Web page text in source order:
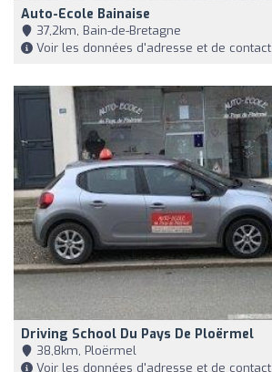
Auto-Ecole Bainaise
37,2km, Bain-de-Bretagne
Voir les données d'adresse et de contact
Driving School Du Pays De Ploërmel
38,8km, Ploërmel
Voir les données d'adresse et de contact